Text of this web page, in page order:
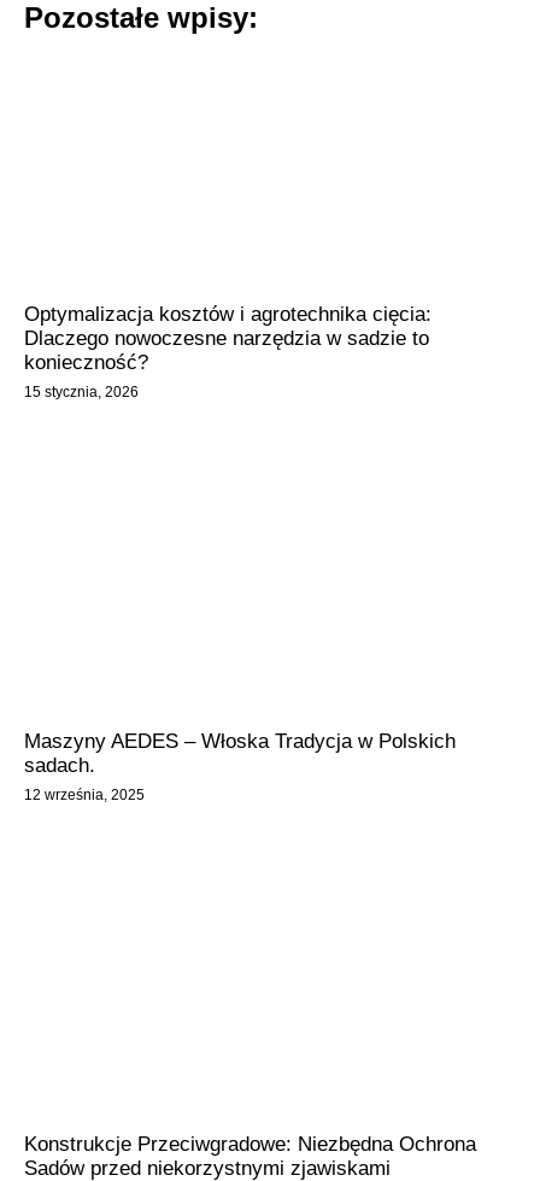
Pozostałe wpisy:
Optymalizacja kosztów i agrotechnika cięcia:
Dlaczego nowoczesne narzędzia w sadzie to
konieczność?
15 stycznia, 2026
Maszyny AEDES – Włoska Tradycja w Polskich
sadach.
12 września, 2025
Konstrukcje Przeciwgradowe: Niezbędna Ochrona
Sadów przed niekorzystnymi zjawiskami